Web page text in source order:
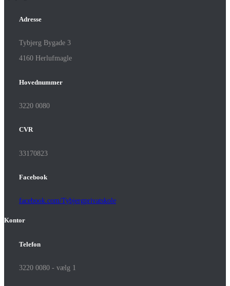
Adresse
Tybjerg Bygade 3
4160 Herlufmagle
Hovednummer
3220 0080
CVR
33170823
Facebook
facebook.com/Tybjergprivatskole
Kontor
Telefon
3220 0080 - vælg 1